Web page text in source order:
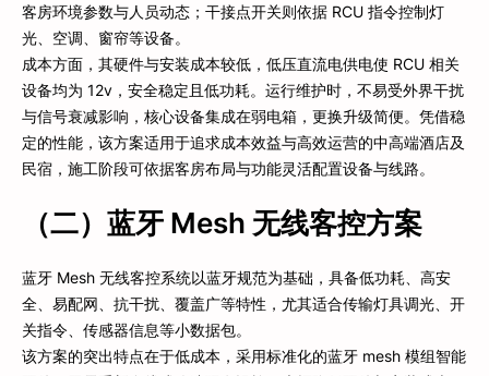
客房环境参数与人员动态；干接点开关则依据 RCU 指令控制灯
光、空调、窗帘等设备。
成本方面，其硬件与安装成本较低，低压直流电供电使 RCU 相关
设备均为 12v，安全稳定且低功耗。运行维护时，不易受外界干扰
与信号衰减影响，核心设备集成在弱电箱，更换升级简便。凭借稳
定的性能，该方案适用于追求成本效益与高效运营的中高端酒店及
民宿，施工阶段可依据客房布局与功能灵活配置设备与线路。
（二）蓝牙 Mesh 无线客控方案
蓝牙 Mesh 无线客控系统以蓝牙规范为基础，具备低功耗、高安
全、易配网、抗干扰、覆盖广等特性，尤其适合传输灯具调光、开
关指令、传感器信息等小数据包。
该方案的突出特点在于低成本，采用标准化的蓝牙 mesh 模组智能